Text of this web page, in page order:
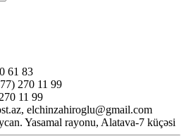
61 83
270 11 99
11 99
, elchinzahiroglu@gmail.com
Yasamal rayonu, Alatava-7 küçəsi